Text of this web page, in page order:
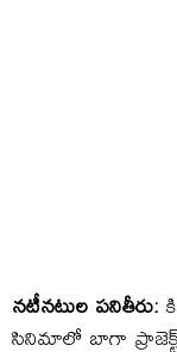
నటీనటుల పనితీరు:
సినిమాలో బాగా